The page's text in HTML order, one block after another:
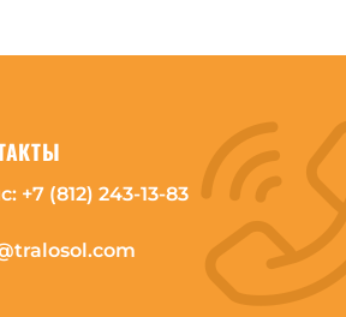
+7 (812) 243-13-83